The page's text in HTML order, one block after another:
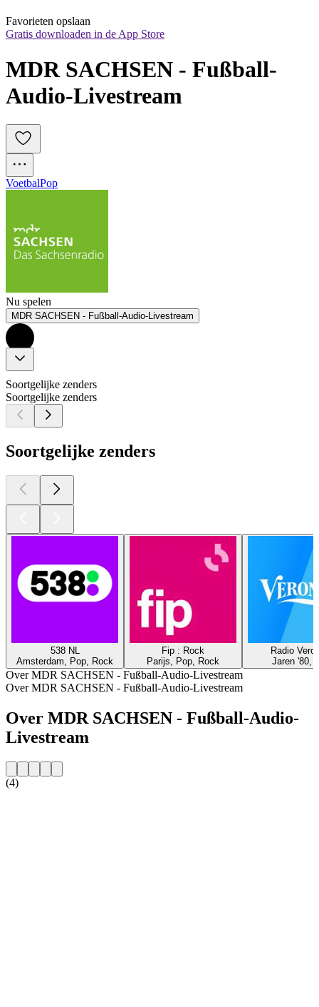
Favorieten opslaan
Gratis downloaden in de App Store
MDR SACHSEN - Fußball-
Audio-Livestream
VoetbalPop
Nu spelen
MDR SACHSEN - Fußball-Audio-Livestream
Soortgelijke zenders
Soortgelijke zenders
Soortgelijke zenders
538 NL
Amsterdam, Pop, Rock
Fip : Rock
Parijs, Pop, Rock
Radio
Jaren '80,
Over MDR SACHSEN - Fußball-Audio-Livestream
Over MDR SACHSEN - Fußball-Audio-Livestream
Over MDR SACHSEN - Fußball-Audio-
Livestream
(4)